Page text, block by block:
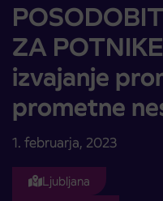
ZA
izvajanje
prometne
1. februarja, 2023
Ljubljana